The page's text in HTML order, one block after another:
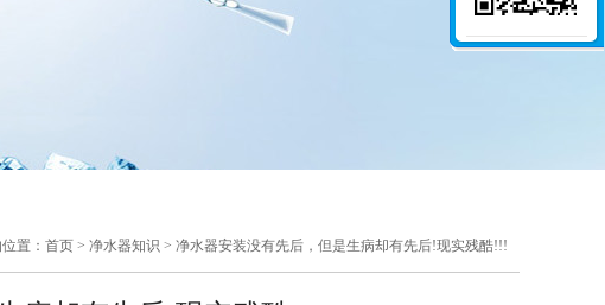
置：首页 > 净水器知识 > 净水器安装没有先后，但是生病却有先后!现实残酷!!!